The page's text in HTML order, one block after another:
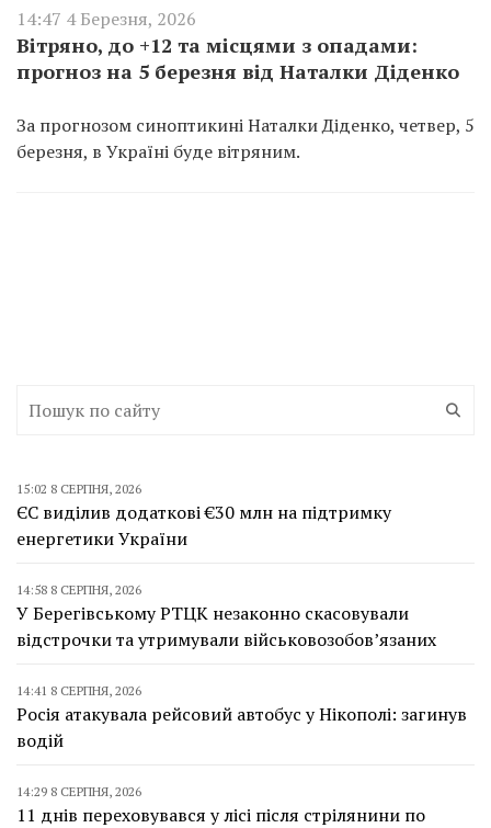
14:47 4 Березня, 2026
Вітряно, до +12 та місцями з опадами:
прогноз на 5 березня від Наталки Діденко
За прогнозом синоптикині Наталки Діденко, четвер, 5
березня, в Україні буде вітряним.
15:02 8 СЕРПНЯ, 2026
ЄС виділив додаткові €30 млн на підтримку
енергетики України
14:58 8 СЕРПНЯ, 2026
У Берегівському РТЦК незаконно скасовували
відстрочки та утримували військовозобов’язаних
14:41 8 СЕРПНЯ, 2026
Росія атакувала рейсовий автобус у Нікополі: загинув
водій
14:29 8 СЕРПНЯ, 2026
11 днів переховувався у лісі після стрілянини по